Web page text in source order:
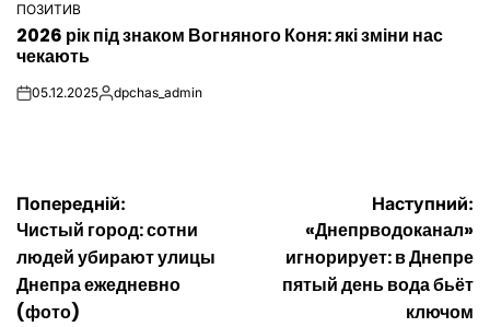
ОПУБЛІКУВАТИ
У
ПОЗИТИВ
2026 рік під знаком Вогняного Коня: які зміни нас
чекають
on05.12.2025Опубліковано
dpchas_admin
Навігація
записів
Попередній:
Чистый город: сотни
людей убирают улицы
Днепра ежедневно
(фото)
Наступний:
«Днепрводоканал»
игнорирует: в Днепре
пятый день вода бьёт
ключом